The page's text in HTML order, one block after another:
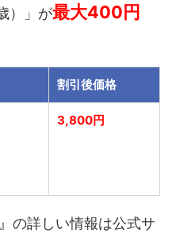
）」が最大400円
割引後価格
3,800円
の詳しい情報は公式サ